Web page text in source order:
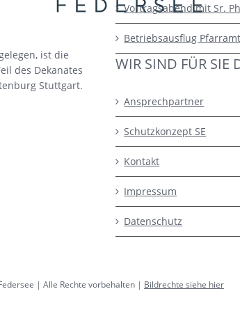
ist die
des Dekanates
Stuttgart.
Vortragsabend mit Sr.
Betriebsausflug Pfarramt
WIR SIND FÜR SIE
Ansprechpartner
Schutzkonzept SE
Kontakt
Impressum
Datenschutz
| Alle Rechte vorbehalten | Bildrechte siehe hier